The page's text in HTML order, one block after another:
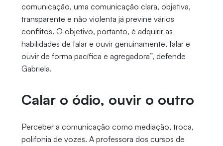
comunicação, uma comunicação clara, objetiva,
transparente e não violenta já previne vários
conflitos. O objetivo, portanto, é adquirir as
habilidades de falar e ouvir genuinamente, falar e
ouvir de forma pacífica e agregadora”, defende
Gabriela.
Calar o ódio, ouvir o outro
Perceber a comunicação como mediação, troca,
polifonia de vozes. A professora dos cursos de